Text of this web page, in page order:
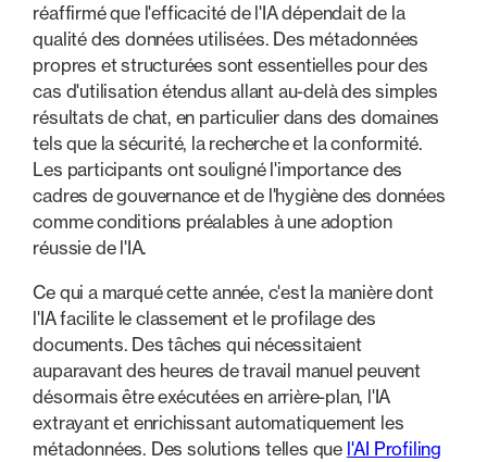
réaffirmé que l'efficacité de l'IA dépendait de la
qualité des données utilisées. Des métadonnées
propres et structurées sont essentielles pour des
cas d'utilisation étendus allant au-delà des simples
résultats de chat, en particulier dans des domaines
tels que la sécurité, la recherche et la conformité.
Les participants ont souligné l'importance des
cadres de gouvernance et de l'hygiène des données
comme conditions préalables à une adoption
réussie de l'IA.
Ce qui a marqué cette année, c'est la manière dont
l'IA facilite le classement et le profilage des
documents. Des tâches qui nécessitaient
auparavant des heures de travail manuel peuvent
désormais être exécutées en arrière-plan, l'IA
extrayant et enrichissant automatiquement les
métadonnées. Des solutions telles que l'AI Profiling